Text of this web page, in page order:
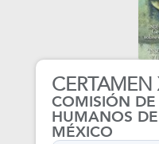
CERTAMEN
COMISIÓN DE
HUMANOS
MÉXICO